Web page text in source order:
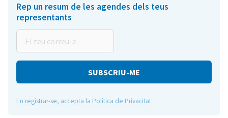
Rep un resum de les agendes dels teus
representants
teu
correu-
En registrar-se, accepta la Política de Privacitat